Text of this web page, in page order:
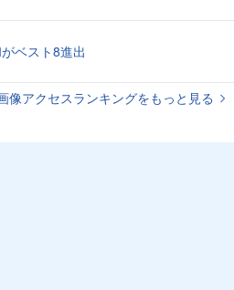
ベスト8進出
像アクセスランキングをもっと見る